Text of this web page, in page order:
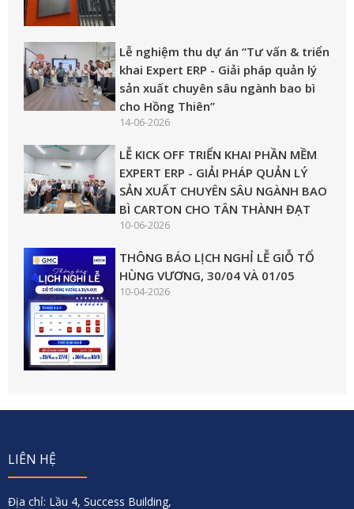
Lễ nghiệm thu dự án “Tư vấn & triển
khai Expert ERP - Giải pháp quản lý
sản xuất chuyên sâu ngành bao bì
cho Hồng Thiên”
14-06-2026
LỄ KICK OFF TRIỂN KHAI PHẦN MỀM
EXPERT ERP - GIẢI PHÁP QUẢN LÝ
SẢN XUẤT CHUYÊN SÂU NGÀNH BAO
BÌ CARTON CHO TÂN THÀNH ĐẠT
10-06-2026
THÔNG BÁO LỊCH NGHỈ LỄ GIỖ TỔ
HÙNG VƯƠNG, 30/04 VÀ 01/05
10-04-2026
LIÊN HỆ
Địa chỉ: Lầu 4, Success Building,